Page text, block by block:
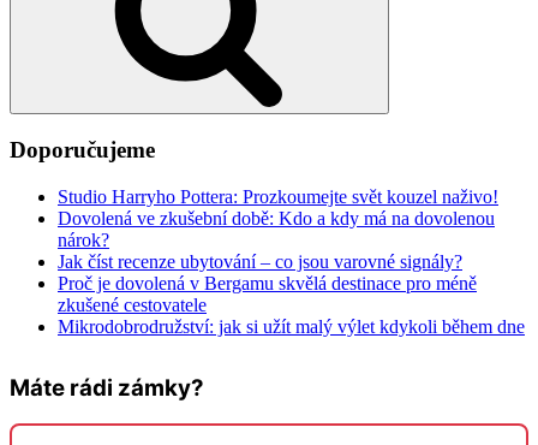
Doporučujeme
Studio Harryho Pottera: Prozkoumejte svět kouzel naživo!
Dovolená ve zkušební době: Kdo a kdy má na dovolenou
nárok?
Jak číst recenze ubytování – co jsou varovné signály?
Proč je dovolená v Bergamu skvělá destinace pro méně
zkušené cestovatele
Mikrodobrodružství: jak si užít malý výlet kdykoli během dne
Máte rádi zámky?